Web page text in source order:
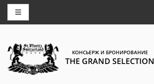
КОНСЬЕРЖ И БРОНИРОВАНИЕ
THE GRAND SELECTION